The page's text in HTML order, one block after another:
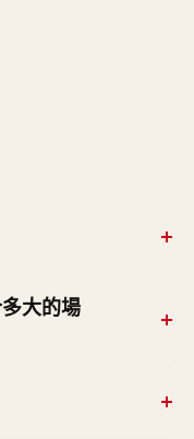
「常溫水」功能
大的場
條件下），適合辦